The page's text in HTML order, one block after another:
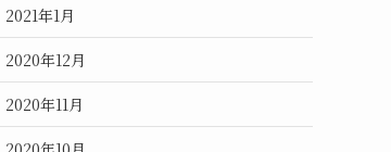
2021年1月
2020年12月
2020年11月